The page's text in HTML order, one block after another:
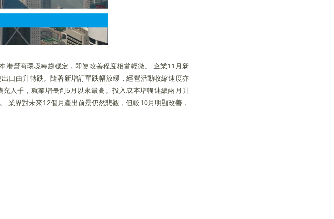
港營商環境轉趨穩定，即使改善程度相當輕微。 企業11月新
口由升轉跌。隨著新增訂單跌幅放緩，經營活動收縮速度亦
人手，就業增長創5月以來最高。投入成本增幅連續兩月升
業界對未來12個月產出前景仍然悲觀，但較10月明顯改善，